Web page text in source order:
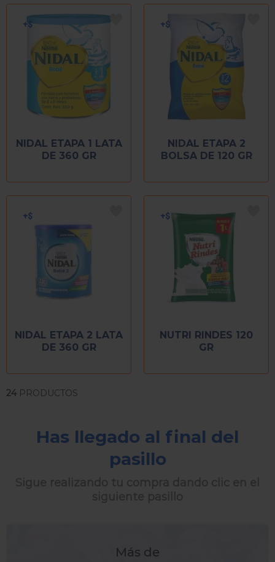
NIDAL ETAPA 1 LATA
DE 360 GR
NIDAL ETAPA 2
BOLSA DE 120 GR
NIDAL ETAPA 2 LATA
DE 360 GR
NUTRI RINDES 120
GR
24 PRODUCTOS
Has llegado al final del
pasillo
Más de